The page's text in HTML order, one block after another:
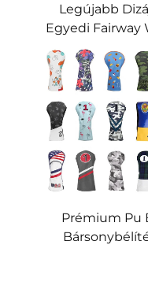
Legújabb
Egyedi Fairway
Golf Fedél,
Fejfedelek,
Golfhajtó
Prémium Pu